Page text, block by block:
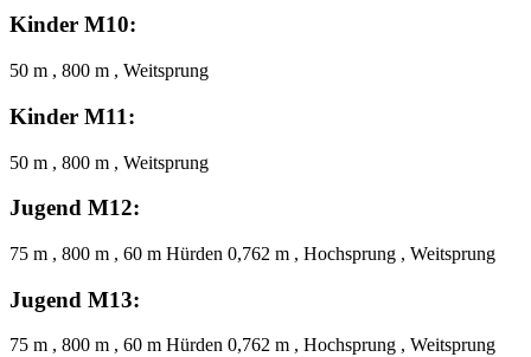
Kinder M10:
50 m , 800 m , Weitsprung
Kinder M11:
50 m , 800 m , Weitsprung
Jugend M12:
75 m , 800 m , 60 m Hürden 0,762 m , Hochsprung , Weitsprung
Jugend M13:
75 m , 800 m , 60 m Hürden 0,762 m , Hochsprung , Weitsprung